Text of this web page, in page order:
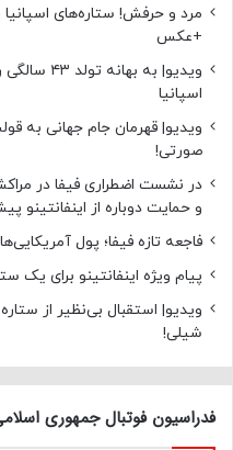
مرد و حرفش! ستاره‌های
+عکس
ویدیو| به
اسپانیا
ویدیو| قهرمان جام جهانی به
صورتی!
و حمایت دوباره از اینفانتینو
فاجعه تازه فیفا؛ پول
پیام ویژه اینفانتینو برای یک
ویدیو| استقبال بی‌نظیر از
شیلی!
فدراسیون فوتبال جمهوری